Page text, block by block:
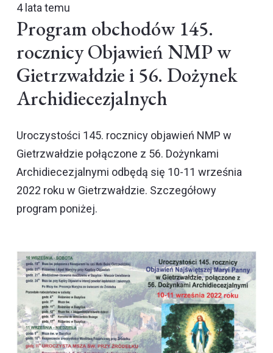
4 lata temu
Program obchodów 145.
rocznicy Objawień NMP w
Gietrzwałdzie i 56. Dożynek
Archidiecezjalnych
Uroczystości 145. rocznicy objawień NMP w
Gietrzwałdzie połączone z 56. Dożynkami
Archidiecezjalnymi odbędą się 10-11 września
2022 roku w Gietrzwałdzie. Szczegółowy
program poniżej.